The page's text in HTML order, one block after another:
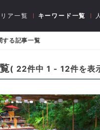
ア一覧 キーワード一覧
する記事一覧
( 22件中 1 - 12件を表